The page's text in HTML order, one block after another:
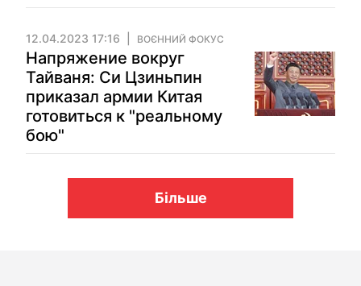
12.04.2023 17:16 ВОЄННИЙ ФОКУС
Напряжение вокруг
Тайваня: Си Цзиньпин
приказал армии Китая
готовиться к "реальному
бою"
Більше